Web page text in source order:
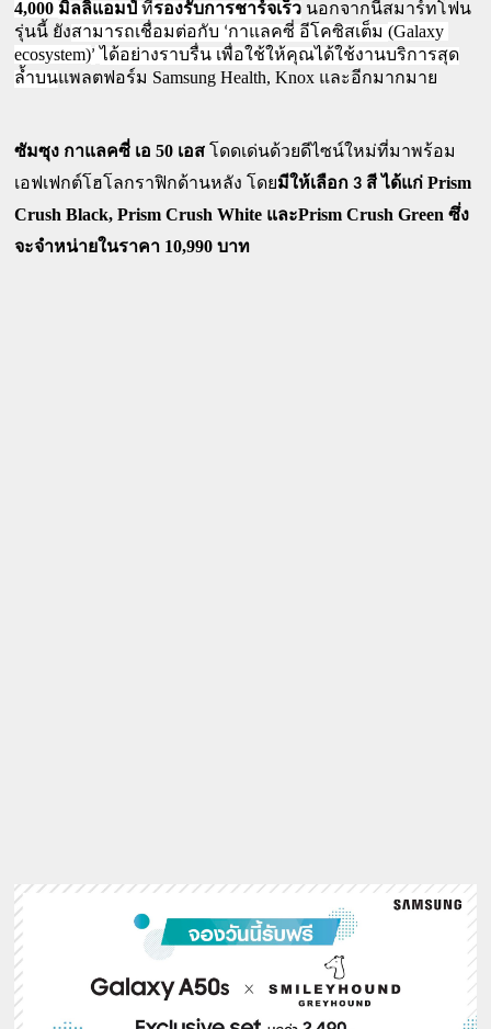
4,000 มิลลิแอมป์ ที่รองรับการชาร์จเร็ว นอกจากนี้สมาร์ทโฟน
รุ่นนี้ ยังสามารถเชื่อมต่อกับ ‘กาแลคซี่ อีโคซิสเต็ม (Galaxy
ecosystem)’ ได้อย่างราบรื่น เพื่อใช้ให้คุณได้ใช้งานบริการสุด
ล้ำบนแพลตฟอร์ม Samsung Health, Knox และอีกมากมาย
ซัมซุง กาแลคซี่ เอ 50 เอส โดดเด่นด้วยดีไซน์ใหม่ที่มาพร้อม
เอฟเฟกต์โฮโลกราฟิกด้านหลัง โดยมีให้เลือก 3 สี ได้แก่ Prism
Crush Black, Prism Crush White และPrism Crush Green ซึ่ง
จะจำหน่ายในราคา 10,990 บาท